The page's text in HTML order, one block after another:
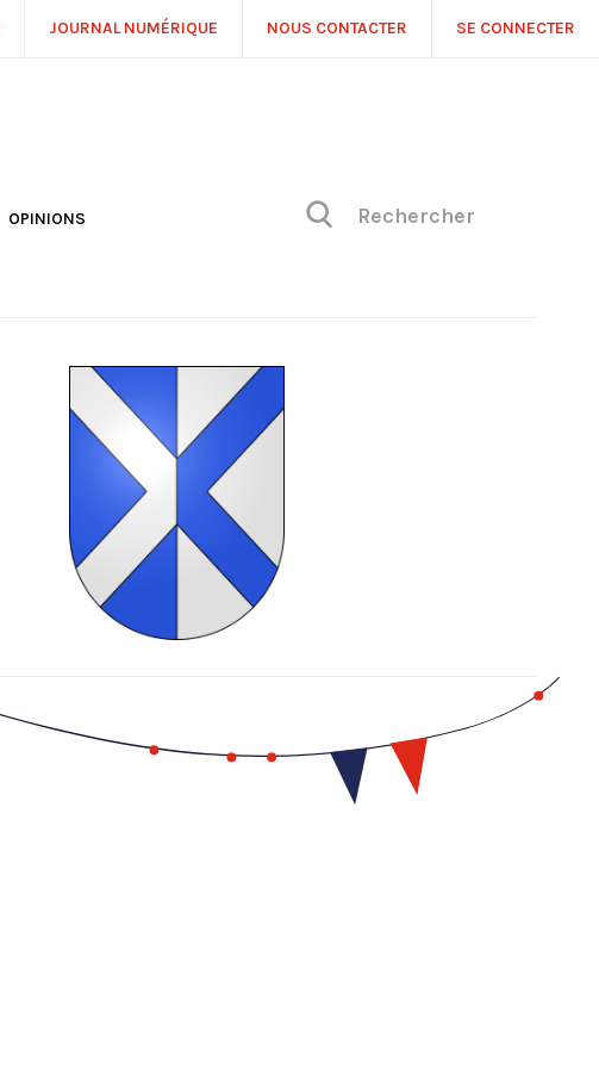
JOURNAL NUMÉRIQUE NOUS CONTACTER SE CONNECTER
OPINIONS